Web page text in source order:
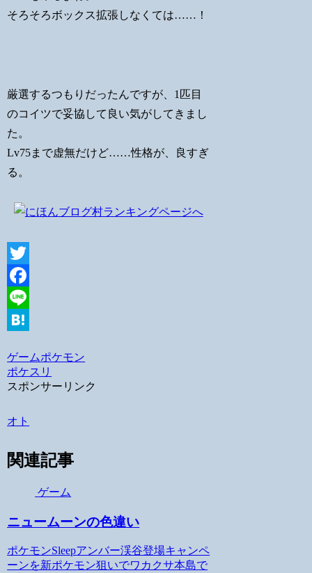
そろそろボックス拡張しなくては……！
厳選するつもりだったんですが、1匹目
のコイツで妥協して良い気がしてきまし
た。
Lv75まで虚無だけど……性格が、良すぎ
る。
Twitter
Facebook
Line
ゲームポケモン
ポケスリ
スポンサーリンク
オト
関連記事
ゲーム
ニュームーンの色違い
ポケモンSleepアンバー渓谷登場キャンペ
ーンを新ポケモン狙いでワカクサ本島で